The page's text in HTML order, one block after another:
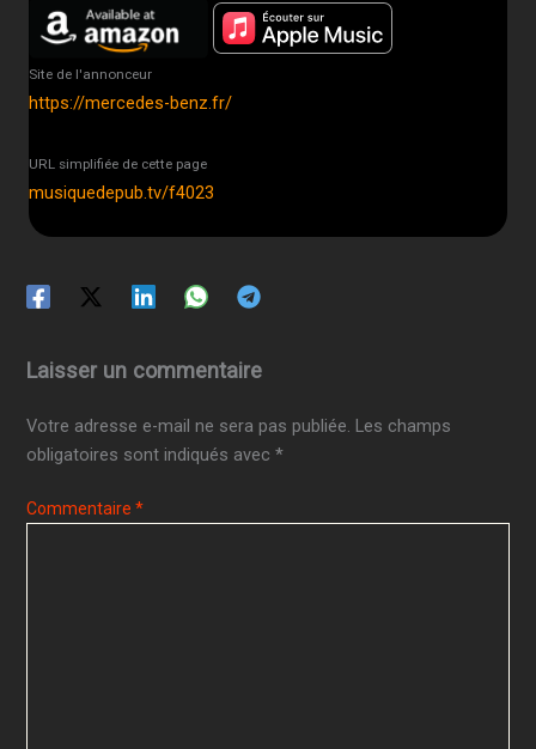
Site de l'annonceur
https://mercedes-benz.fr/
URL simplifiée de cette page
musiquedepub.tv/f4023
Laisser un commentaire
Votre adresse e-mail ne sera pas publiée. Les champs
obligatoires sont indiqués avec*
Commentaire*